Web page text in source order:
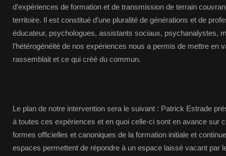
d’expériences de formation et de transmission de terrain
territoire. Il est constitué d’une pluralité de générations et de
éducateur, psychologues, assistants sociaux, psychanalystes,
l’hétérogénéité de nos expériences nous a permis de mettre en
rassemblait et ce qui créé du commun.
Le plan de notre intervention sera le suivant : Patrick Estrade
à toutes ces expériences et en quoi celle-ci sont en avance sur
formes officielles et canoniques de la formation initiale et
espaces permettent de répondre à un espace laissé vacant par